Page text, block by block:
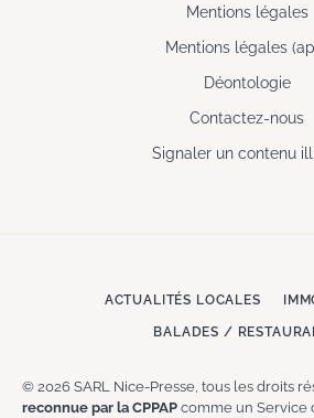
Mentions légales
Mentions légales
Déontologie
Contactez-nous
Signaler un contenu
ACTUALITÉS LOCALES
BALADES /
© 2026 SARL Nice-Presse, tous les droits
reconnue par la CPPAP comme un Service